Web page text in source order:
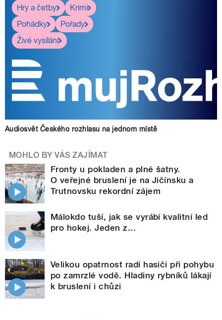
Hry a četby
Krimi
Pohádky
Pořady
Živé vysílání
Audiosvět Českého rozhlasu na jednom místě
MOHLO BY VÁS ZAJÍMAT
Fronty u pokladen a plné šatny.
O veřejné bruslení je na Jičínsku a
Trutnovsku rekordní zájem
Málokdo tuší, jak se vyrábí kvalitní led
pro hokej. Jeden z...
Velikou opatrnost radí hasiči při pohybu
po zamrzlé vodě. Hladiny rybníků lákají
k bruslení i chůzi